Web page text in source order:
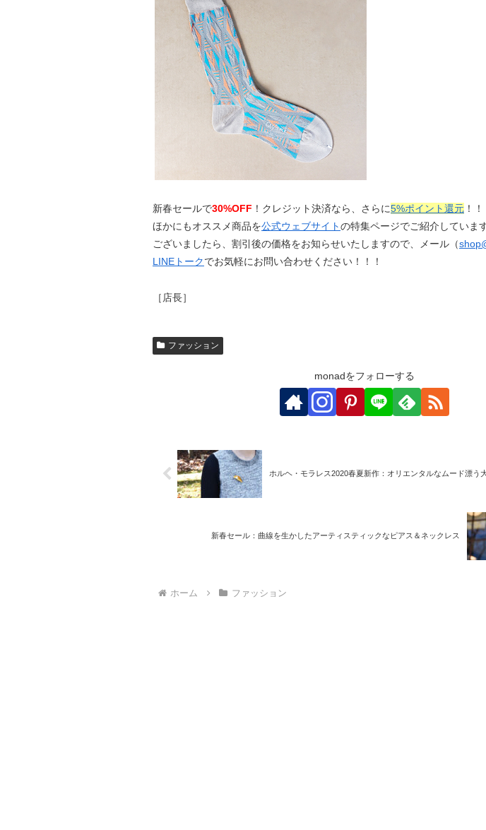
新春セールで30%OFF ！クレジット決済なら、さらに5%ポイント還元 ！
ほかにもオススメ商品を公式ウェブサイトの特集ページでご紹介していま
ございましたら、割引後の価格をお知らせいたしますので、メール（
LINEトークでお気軽にお問い合わせください！！！
［店長］
ファッション
monadをフォローする
ホルヘ・モラレス2020春夏新作：オリエンタルなムード漂う
新春セール：曲線を生かしたアーティスティックなピアス＆ネックレス
ホーム ファッション